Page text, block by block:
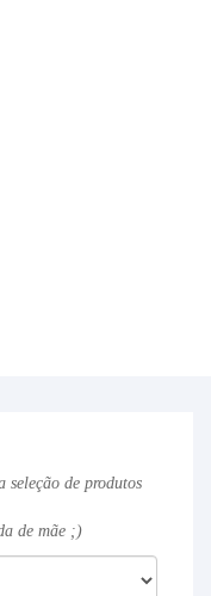
seleção de produtos
de mãe ;)